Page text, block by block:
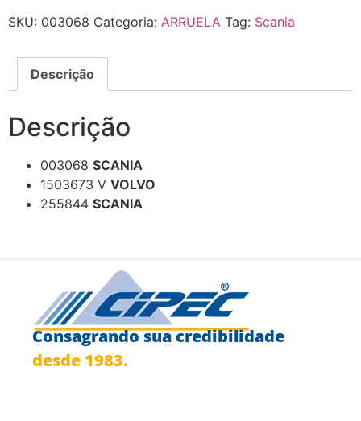
SKU: 003068 Categoria: ARRUELA Tag: Scania
Descrição
Descrição
003068 SCANIA
1503673 V VOLVO
255844 SCANIA
Consagrando sua credibilidade
desde 1983.